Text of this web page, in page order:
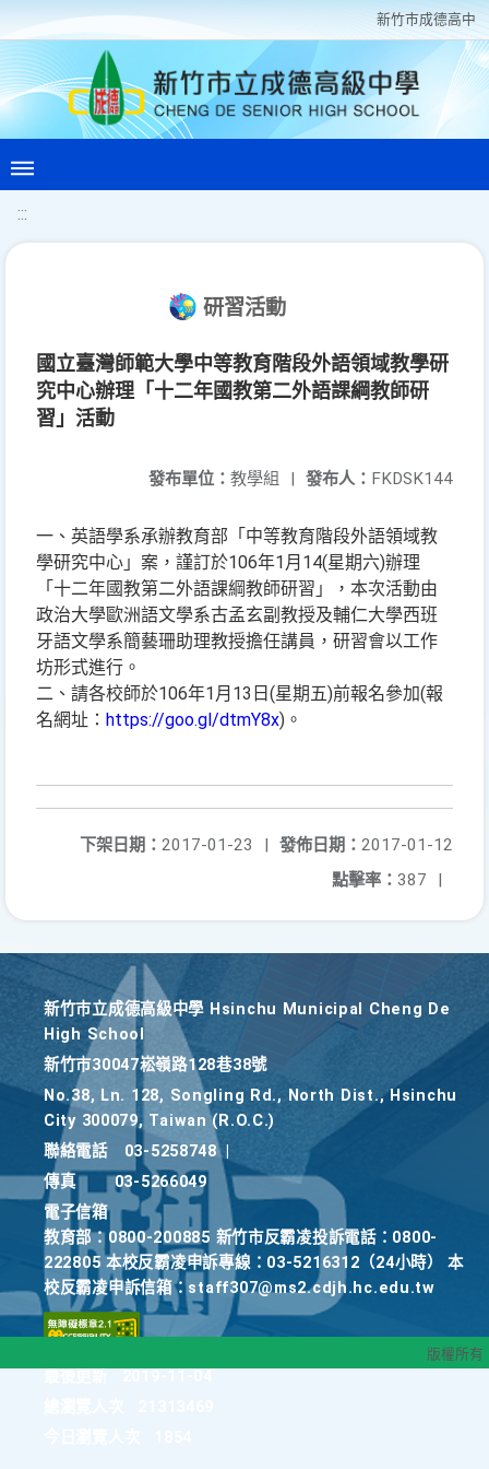
新竹巿成德高中
:::
研習活動
國立臺灣師範大學中等教育階段外語領域教學研
究中心辦理「十二年國教第二外語課綱教師研
習」活動
發布人： FKDSK144
發布單位： 教學組 |
一、英語學系承辦教育部「中等教育階段外語領域教
學研究中心」案，謹訂於106年1月14(星期六)辦理
「十二年國教第二外語課綱教師研習」，本次活動由
政治大學歐洲語文學系古孟玄副教授及輔仁大學西班
牙語文學系簡藝珊助理教授擔任講員，研習會以工作
坊形式進行。
二、請各校師於106年1月13日(星期五)前報名參加(報
名網址： https://goo.gl/dtmY8x)。
發佈日期： 2017-01-12
下架日期： 2017-01-23
|
點擊率： 387 |
新竹巿立成德高級中學 Hsinchu Municipal Cheng De
High School
新竹巿30047崧嶺路128巷38號
No.38, Ln. 128, Songling Rd., North Dist., Hsinchu
City 300079, Taiwan (R.O.C.)
聯絡電話
03-5258748
傳真
03-5266049
電子信箱
教育部：0800-200885 新竹市反霸凌投訴電話：0800-
222805 本校反霸凌申訴專線：03-5216312（24小時） 本
校反霸凌申訴信箱：staff307@ms2.cdjh.hc.edu.tw
版權所有